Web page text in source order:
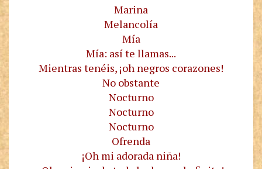
Marina
Melancolía
Mía
Mía: así te llamas...
Mientras tenéis, ¡oh negros corazones!
No obstante
Nocturno
Nocturno
Nocturno
Ofrenda
¡Oh mi adorada niña!